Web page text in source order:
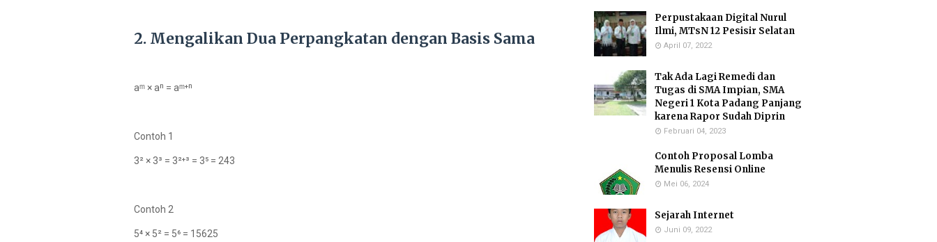
2. Mengalikan Dua Perpangkatan dengan Basis Sama
aᵐ × aⁿ = aᵐ⁺ⁿ
Contoh 1
3² × 3³ = 3²⁺³ = 3⁵ = 243
Contoh 2
5⁴ × 5² = 5⁶ = 15625
Perpustakaan Digital Nurul
Ilmi, MTsN 12 Pesisir Selatan
April 07, 2022
Tak Ada Lagi Remedi dan
Tugas di SMA Impian, SMA
Negeri 1 Kota Padang Panjang
karena Rapor Sudah Diprin
Februari 04, 2023
Contoh Proposal Lomba
Menulis Resensi Online
Mei 06, 2024
Sejarah Internet
Juni 09, 2022